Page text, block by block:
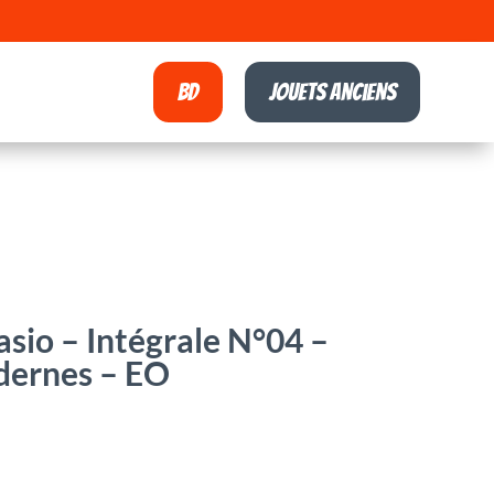
BD Jouets anciens
– Intégrale N°04 –
– EO